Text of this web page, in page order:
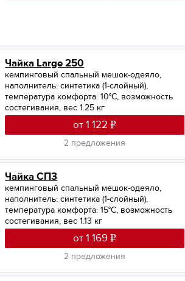
Чайка Large 250
кемпинговый спальный мешок-одеяло,
наполнитель: синтетика (1-слойный),
температура комфорта: 10°С, возможность
состегивания, вес 1.25 кг
от 1 122
2 предложения
Чайка СП3
кемпинговый спальный мешок-одеяло,
наполнитель: синтетика (1-слойный),
температура комфорта: 15°С, возможность
состегивания, вес 1.13 кг
от 1 169
2 предложения